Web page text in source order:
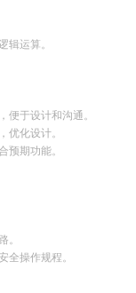
辑运算。
便于设计和沟通。
优化设计。
预期功能。
。
全操作规程。